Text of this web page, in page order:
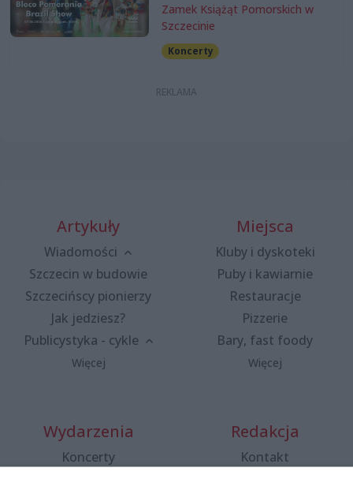
Zamek Książąt Pomorskich w
Szczecinie
Koncerty
Artykuły
Wiadomości
Szczecin w budowie
Szczecińscy pionierzy
Jak jedziesz?
Publicystyka - cykle
Więcej
Miejsca
Kluby i dyskoteki
Puby i kawiarnie
Restauracje
Pizzerie
Bary, fast foody
Więcej
Wydarzenia
Koncerty
Redakcja
Kontakt